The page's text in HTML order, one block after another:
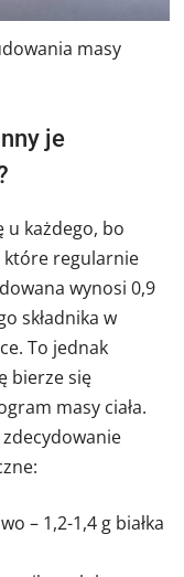
masy
je
u każdego, bo
które regularnie
wynosi 0,9
składnika w
To jednak
bierze się
masy ciała.
zdecydowanie
– 1,2-1,4 g białka